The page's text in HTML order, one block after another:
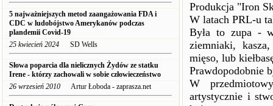
5 najważniejszych metod zaangażowania FDA i
CDC w ludobójstwo Amerykanów podczas
plandemii Covid-19
25 kwiecień 2024 SD Wells
Słowa poparcia dla nielicznych Żydów ze statku
Irene - którzy zachowali w sobie człowieczeństwo
26 wrzesień 2010 Artur Łoboda - zaprasza.net
Produkcja "Iron
W latach PRL-u
Była to zupa -
ziemniaki,
mięso, lub
Prawdopodobnie
W
artystycznie i